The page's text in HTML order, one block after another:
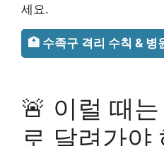
세요.
🏥 수족구 격리 수칙 & 병
🚨 이럴 때
로 달려가야